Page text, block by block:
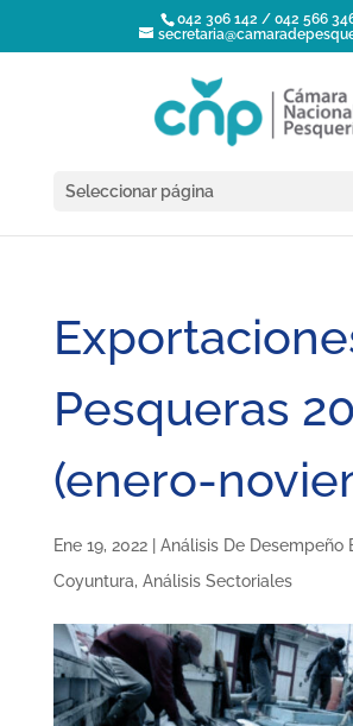
042 306 142 / 042 566
Seleccionar página
Pesqueras
(enero-
Ene 19, 2022| Análisis De Desempeño
Coyuntura, Análisis Sectoriales